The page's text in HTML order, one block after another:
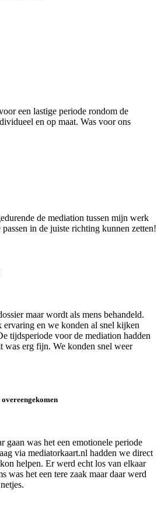
een lastige periode rondom de
en op maat. Was voor ons
de mediation tussen mijn werk
in de juiste richting kunnen zetten!
maar wordt als mens behandeld.
en we konden al snel kijken
tijdsperiode voor de mediation hadden
was erg fijn. We konden snel weer
gaan was het een emotionele periode
via mediatorkaart.nl hadden we direct
helpen. Er werd echt los van elkaar
was het een tere zaak maar daar werd